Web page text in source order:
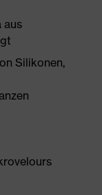
aus
Silikonen,